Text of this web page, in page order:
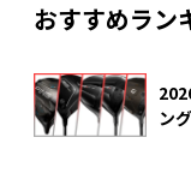
おすすめラン
ン